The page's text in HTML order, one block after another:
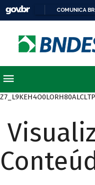
COMUNICA BR